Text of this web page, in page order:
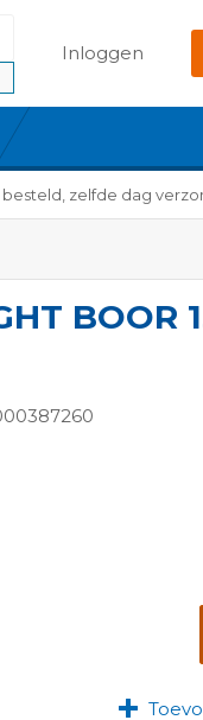
Inloggen
besteld, zelfde dag
BOOR